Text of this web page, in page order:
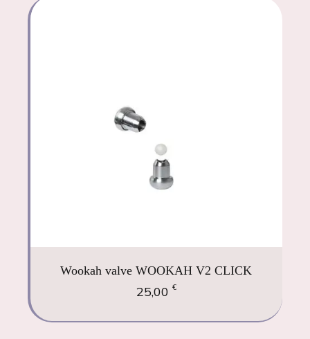
Wookah valve WOOKAH V2 CLICK
25,00 €